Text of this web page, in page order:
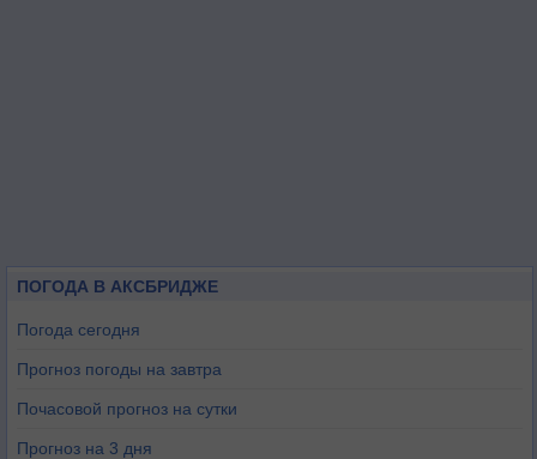
ПОГОДА В АКСБРИДЖЕ
Погода сегодня
Прогноз погоды на завтра
Почасовой прогноз на сутки
Прогноз на 3 дня